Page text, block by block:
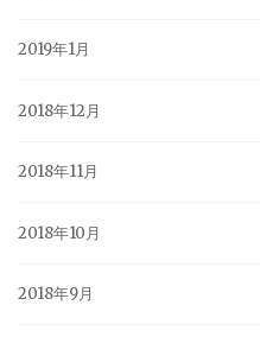
2019年1月
2018年12月
2018年11月
2018年10月
2018年9月